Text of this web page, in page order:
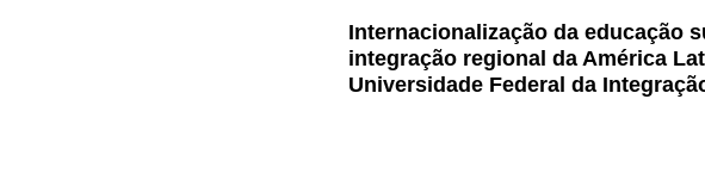
Internacionalização da educação
integração regional da América
Universidade Federal da